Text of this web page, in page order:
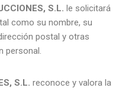
S.L. le solicitará
como su nombre, su
postal y otras
personal.
S.L. reconoce y valora la